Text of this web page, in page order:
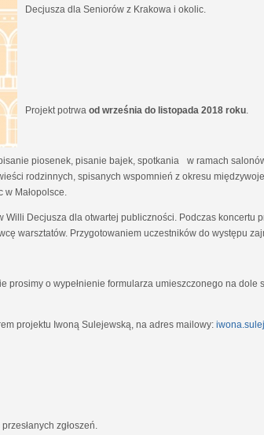
Decjusza dla Seniorów z Krakowa i okolic.
Projekt potrwa od września do listopada 2018 roku
piosenek, pisanie bajek, spotkania w ramach
rodzinnych, spisanych wspomnień z okresu
Małopolsce.
Willi Decjusza dla otwartej publiczności. Podczas
warsztatów. Przygotowaniem uczestników do występu
prosimy o wypełnienie formularza umieszczonego na
projektu Iwoną Sulejewską, na adres mailowy:
zgłoszeń.